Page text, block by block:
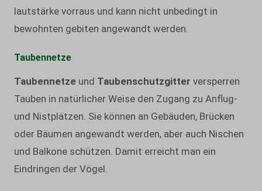
lautstärke vorraus und kann nicht unbedingt in
bewohnten gebiten angewandt werden.
Taubennetze
Taubennetze und Taubenschutzgitter versperren
Tauben in natürlicher Weise den Zugang zu Anflug-
und Nistplätzen. Sie können an Gebäuden, Brücken
oder Bäumen angewandt werden, aber auch Nischen
und Balkone schützen. Damit erreicht man ein
Eindringen der Vögel.